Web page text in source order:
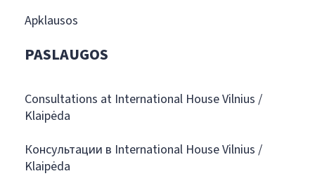
Apklausos
PASLAUGOS
Consultations at International House Vilnius /
Klaipėda
Консультации в International House Vilnius /
Klaipėda